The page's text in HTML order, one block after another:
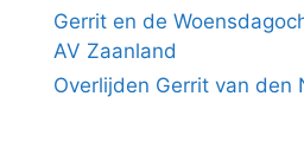
Gerrit en de
AV Zaanland
Overlijden Gerrit van den